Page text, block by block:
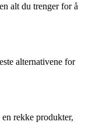
alt du trenger for å
alternativene for
rekke produkter,